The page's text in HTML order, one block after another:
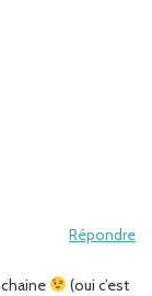
Répondre
(oui c’est